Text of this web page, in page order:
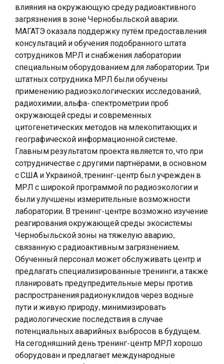
влияния на окружающую среду радиоактивного
загрязнения в зоне Чернобыльской аварии.
МАГАТЭ оказала поддержку путём предоставления
консультаций и обучения подобранного штата
сотрудников МРЛ и снабжения лаборатории
специальным оборудованием для лаборатории. Три
штатных сотрудника МРЛ были обучены
применению радиоэкологических исследований,
радиохимии, альфа- спектрометрии проб
окружающей среды и современных
цитогенетических методов на млекопитающих и
географической информационной системе.
Главным результатом проекта является то, что при
сотрудничестве с другими партнёрами, в основном
с США и Украиной, тренинг-центр был учрежден в
МРЛ с широкой программой по радиоэкологии и
были улучшены измерительные возможности
лаборатории. В тренинг-центре возможно изучение
реагирования окружающей среды экосистемы
Чернобыльской зоны на тяжелую аварию,
связанную с радиоактивным загрязнением.
Обученный персонал может обслуживать центр и
предлагать специализированные тренинги, а также
планировать предупредительные меры против
распространения радионуклидов через водные
пути и живую природу, минимизировать
радиологические последствия в случае
потенциальных аварийных выбросов в будущем.
На сегодняшний день тренинг-центр МРЛ хорошо
оборудован и предлагает международные